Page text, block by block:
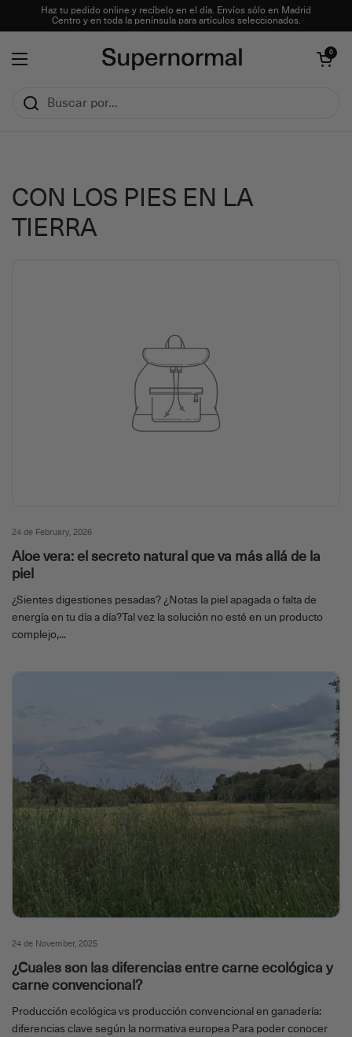
Ir al contenidoHaz tu pedido online y recíbelo en el día. Envíos sólo en Madrid
Centro y en toda la península para artículos seleccionados.
Abrir menú
Abrir carrito
0
CON LOS PIES EN LA
TIERRA
24 de February, 2026
Aloe vera: el secreto natural que va más allá de la
piel
¿Sientes digestiones pesadas? ¿Notas la piel apagada o falta de
energía en tu día a día?Tal vez la solución no esté en un producto
complejo,...
24 de November, 2025
¿Cuales son las diferencias entre carne ecológica y
carne convencional?
Producción ecológica vs producción convencional en ganadería:
diferencias clave según la normativa europea Para poder conocer